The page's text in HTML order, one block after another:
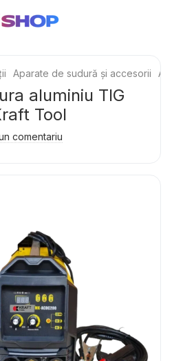
Aparate de sudură și accesorii
aluminiu TIG
Tool
comentariu